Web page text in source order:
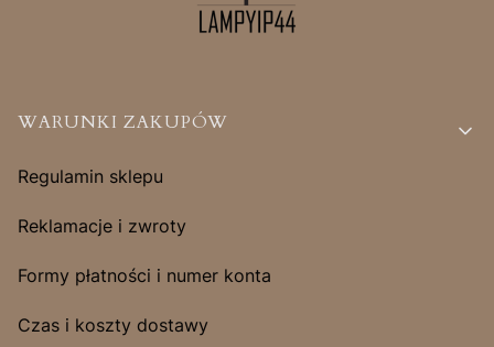
Linki w stopce
WARUNKI ZAKUPÓW
Regulamin sklepu
Reklamacje i zwroty
Formy płatności i numer konta
Czas i koszty dostawy